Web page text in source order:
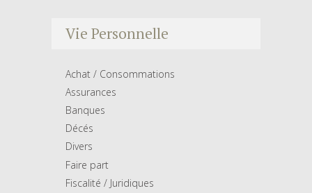
Vie Personnelle
Achat / Consommations
Assurances
Banques
Décés
Divers
Faire part
Fiscalité / Juridiques